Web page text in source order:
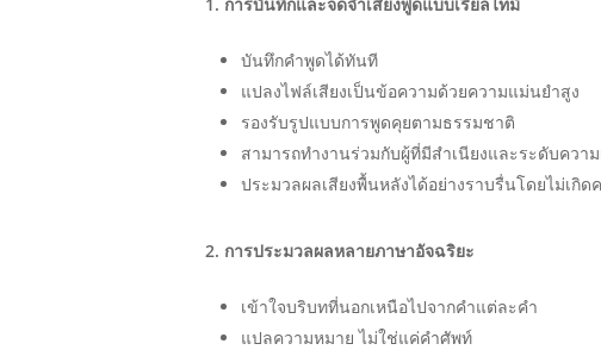
บันทึกคำพูดได้ทันที
แปลงไฟล์เสียงเป็นข้อความด้วยความแม่นยำสูง
รองรับรูปแบบการพูดคุยตามธรรมชาติ
สามารถทำงานร่วมกับผู้ที่มีสำเนียงและระดับควา
ประมวลผลเสียงพื้นหลังได้อย่างราบรื่นโดยไม่เกิ
2. การประมวลผลหลายภาษาอัจฉริยะ
เข้าใจบริบทที่นอกเหนือไปจากคำแต่ละคำ
แปลความหมาย ไม่ใช่แค่คำศัพท์